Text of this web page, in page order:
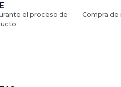
el proceso de
Compra de